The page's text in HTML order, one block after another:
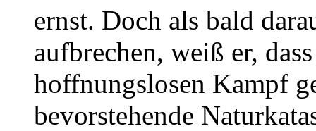
ernst. Doch als bald
aufbrechen, weiß er,
hoffnungslosen Kampf
bevorstehende